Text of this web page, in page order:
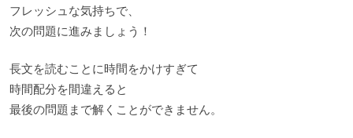
フレッシュな気持ちで、
次の問題に進みましょう！
長文を読むことに時間をかけすぎて
時間配分を間違えると
最後の問題まで解くことができません。